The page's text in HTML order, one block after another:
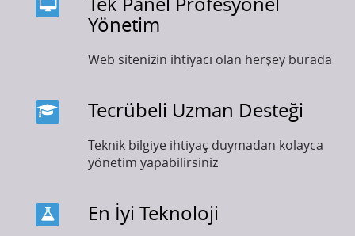
Yönetim
Web sitenizin ihtiyacı olan herşey burada
Tecrübeli Uzman Desteği
Teknik bilgiye ihtiyaç duymadan kolayca
yönetim yapabilirsiniz
En İyi Teknoloji